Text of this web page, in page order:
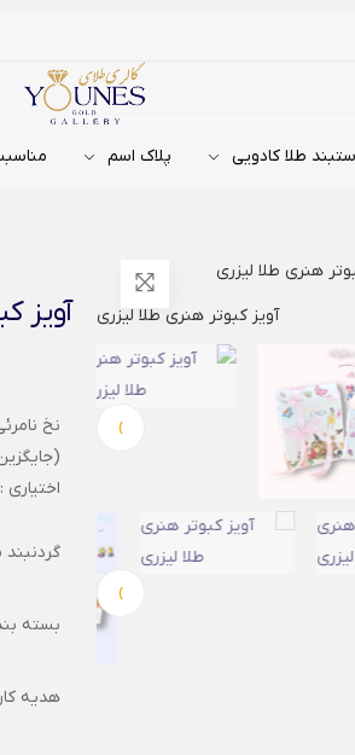
طلا کادویی پلاک اسم
هنری طلا لیزری
›
›
آویز
نخ
اختیاری :
گردنبند
بسته
هدیه